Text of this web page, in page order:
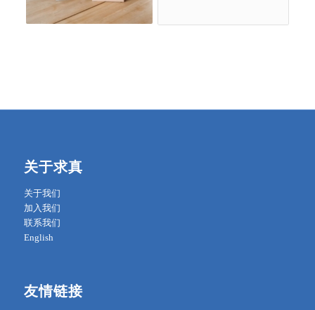
关于求真
关于我们
加入我们
联系我们
English
友情链接